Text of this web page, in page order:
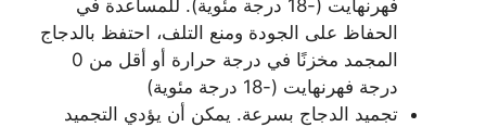
فهرنهايت (-18 درجة مئوية). للمساعدة في
الحفاظ على الجودة ومنع التلف، احتفظ بالدجاج
المجمد مخزنًا في درجة حرارة أو أقل من 0
درجة فهرنهايت (-18 درجة مئوية)
تجميد الدجاج بسرعة. يمكن أن يؤدي التجميد